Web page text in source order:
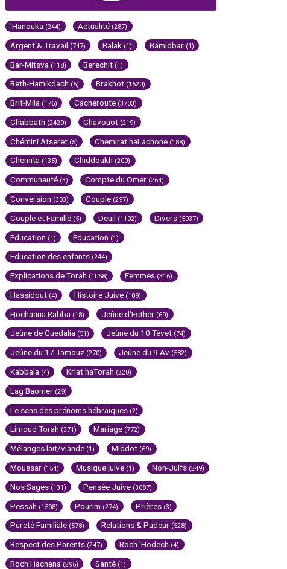
'Hanouka (244) Actualité (287)
Argent & Travail (747) Balak (1) Bamidbar (1)
Bar-Mitsva (118) Berechit (1)
Beth-Hamikdach (6) Brakhot (1520)
Brit-Mila (176) Cacheroute (3703)
Chabbath (2429) Chavouot (219)
Chémini Atseret (5) Chemirat haLachone (188)
Chemita (135) Chiddoukh (200)
Communauté (3) Compte du Omer (264)
Conversion (303) Couple (297)
Couple et Famille (5) Deuil (1102) Divers (5037)
Education (1) Education (1)
Education des enfants (244)
Explications de Torah (1058) Femmes (316)
Hassidout (4) Histoire Juive (189)
Hochaana Rabba (18) Jeûne d'Esther (69)
Jeûne de Guedalia (51) Jeûne du 10 Tévet (74)
Jeûne du 17 Tamouz (270) Jeûne du 9 Av (582)
Kabbala (4) Kriat haTorah (220)
Lag Baomer (29)
Le sens des prénoms hébraïques (2)
Limoud Torah (371) Mariage (772)
Mélanges lait/viande (1) Middot (69)
Moussar (154) Musique juive (1) Non-Juifs (249)
Nos Sages (131) Pensée Juive (3087)
Pessah (1508) Pourim (274) Prières (3)
Pureté Familiale (578) Relations & Pudeur (528)
Respect des Parents (247) Roch 'Hodech (4)
Roch Hachana (296) Santé (1)